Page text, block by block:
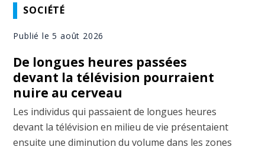
SOCIÉTÉ
Publié le 5 août 2026
De longues heures passées
devant la télévision pourraient
nuire au cerveau
Les individus qui passaient de longues heures
devant la télévision en milieu de vie présentaient
ensuite une diminution du volume dans les zones